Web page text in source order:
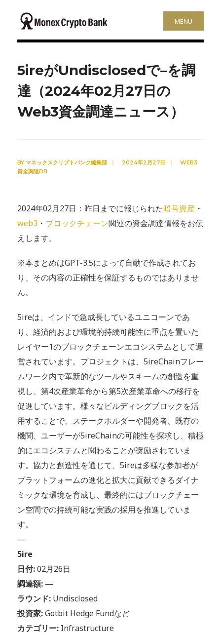
MENU
5ireがUndisclosedで–を調
達（2024年02月27日の
Web3資金調達ニュース）
BY マネックスクリプトバンク編集部 | 2024年2月27日 |
WEB3
資金調達DB
2024年02月27日：昨日までに報じられた暗号資産 ・
web3 ・ ブロックチェーン関連の資金調達情報をお伝
えします。
※本まとめはGPT-3.5によって自動で作成されてお
り、その内容の正確性を保証するものではありませ
ん。
5ireは、インドで急成長しているユニコーンであ
り、経済的および環境的持続可能性に重点を置いた
レイヤー1のブロックチェーンエコシステムとして運
営されています。プロジェクトは、5ireChainフレー
ムワーク内で革新的なツールやスキームの創造を重
視し、第4次産業革命から第5次産業革命への移行を
促進しています。様々なビルディングブロックを活
用することで、ステークホルダーや開発者、既存の
機関、ユーザーが5ireChainの可能性を探求し、積極
的にエコシステムと関わることが奨励されていま
す。協力と創造性を通じて、5ireは多様な参加者が
プラットフォームの進化と拡大に貢献できるダイナ
ミックな環境を育成し、最終的にはブロックチェー
ン空間での持続可能な実践の採用を推進していま
す。
—
5ire
日付:02月26日
調達額: —
ラウンド: Undisclosed
投資家:Gotbit Hedge Fundなど
カテゴリー: Infrastructure